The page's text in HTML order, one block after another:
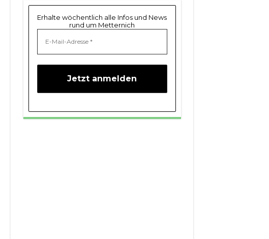
Erhalte wöchentlich alle Infos und News
rund um Metternich